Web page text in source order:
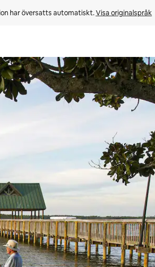
har översatts automatiskt. Visa originalspråk
eller utforska genom att trycka eller svepa.